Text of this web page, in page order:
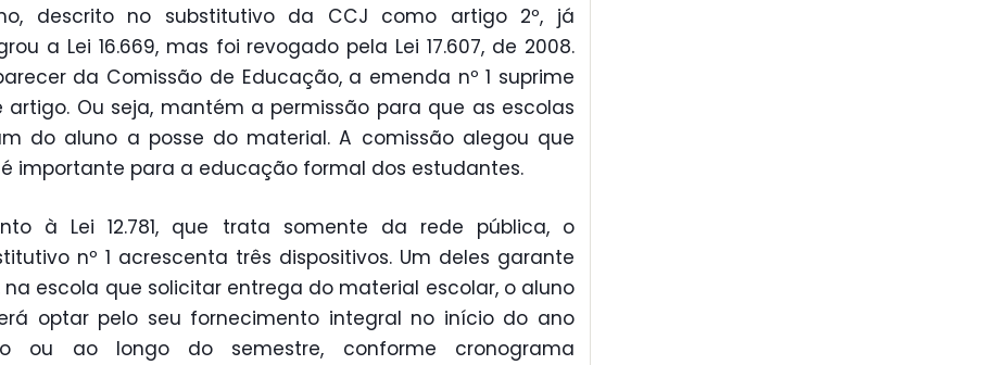
descrito no substitutivo da CCJ como artigo 2º, já
a Lei 16.669, mas foi revogado pela Lei 17.607, de 2008.
da Comissão de Educação, a emenda nº 1 suprime
artigo. Ou seja, mantém a permissão para que as escolas
do aluno a posse do material. A comissão alegou que
é importante para a educação formal dos estudantes.
à Lei 12.781, que trata somente da rede pública, o
nº 1 acrescenta três dispositivos. Um deles garante
na escola que solicitar entrega do material escolar, o aluno
optar pelo seu fornecimento integral no início do ano
ou ao longo do semestre, conforme cronograma